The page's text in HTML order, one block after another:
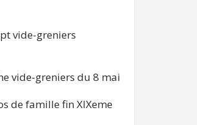
vide-greniers
vide-greniers du 8 mai
de famille fin XIXeme